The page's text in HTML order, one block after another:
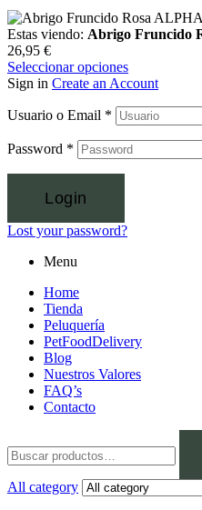
Estas viendo: Abrigo Fruncido
26,95 €
Seleccionar opciones
Sign in Create an Account
Usuario o Email *
Password *
Login
Lost your password?
Menu
Home
Tienda
Peluquería
PetFoodDelivery
Blog
Nuestros Valores
FAQ’s
Contacto
All category